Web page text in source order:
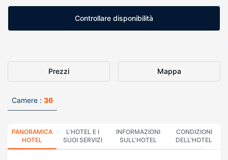
Controllare disponibilità
Prezzi Mappa
Camere : 36
PANORAMICA
HOTEL
L'HOTEL E I
SUOI SERVIZI
INFORMAZIONI
SULL'HOTEL
CONDIZIONI
DELL'HOTEL